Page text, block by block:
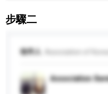
步驟二
收件人
Association